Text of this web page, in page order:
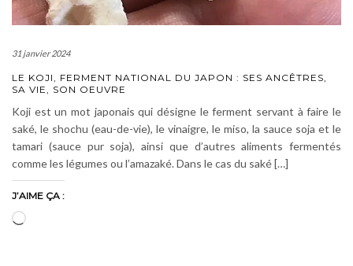
31 janvier 2024
LE KOJI, FERMENT NATIONAL DU JAPON : SES ANCÊTRES,
SA VIE, SON OEUVRE
Koji est un mot japonais qui désigne le ferment servant à faire le
saké, le shochu (eau-de-vie), le vinaigre, le miso, la sauce soja et le
tamari (sauce pur soja), ainsi que d’autres aliments fermentés
comme les légumes ou l’amazaké. Dans le cas du saké […]
J’AIME ÇA :
Chargement…